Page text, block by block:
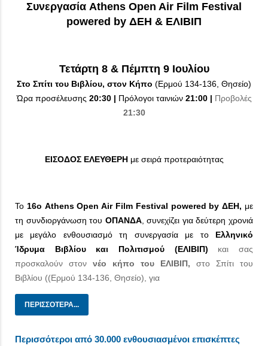
Συνεργασία Athens Open Air Film Festival
powered by ΔΕΗ & ΕΛΙΒΙΠ
Τετάρτη 8 & Πέμπτη 9 Ιουλίου
Στο Σπίτι του Βιβλίου, στον Κήπο (Ερμού 134-136, Θησείο)
Ώρα προσέλευσης 20:30 | Πρόλογοι ταινιών 21:00 | Προβολές
21:30
ΕΙΣΟΔΟΣ ΕΛΕΥΘΕΡΗ με σειρά προτεραιότητας
Το 16ο Athens Open Air Film Festival powered by ΔΕΗ, με
τη συνδιοργάνωση του ΟΠΑΝΔΑ, συνεχίζει για δεύτερη χρονιά
με μεγάλο ενθουσιασμό τη συνεργασία με τοΕλληνικό
Ίδρυμα Βιβλίου και Πολιτισμού (ΕΛΙΒΙΠ) και σας
προσκαλούν στον νέο κήπο του ΕΛΙΒΙΠ, στο Σπίτι του
Βιβλίου ((Ερμού 134-136, Θησείο), για
ΠΕΡΙΣΣΌΤΕΡΑ...
Περισσότεροι από 30.000 ενθουσιασμένοι επισκέπτες